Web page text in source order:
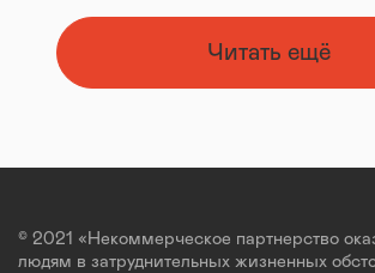
Читать ещё
© 2021 «Некоммерческое партнерство
людям в затруднительных жизненных